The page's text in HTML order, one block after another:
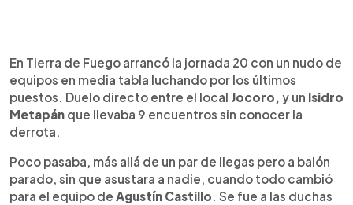
Escuchar artículo
En Tierra de Fuego arrancó la jornada 20 con un nudo de
equipos en media tabla luchando por los últimos
puestos. Duelo directo entre el local Jocoro, y un Isidro
Metapán que llevaba 9 encuentros sin conocer la
derrota.
Poco pasaba, más allá de un par de llegas pero a balón
parado, sin que asustara a nadie, cuando todo cambió
para el equipo de Agustín Castillo. Se fue a las duchas